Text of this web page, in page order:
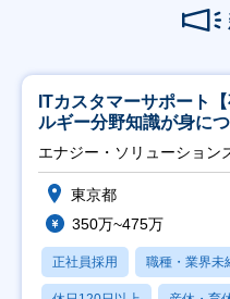
ITカスタマーサポート
ルギー分野知識が身につ
エナジー・ソリューション
東京都
350万~475万
正社員採用 職種・業界未